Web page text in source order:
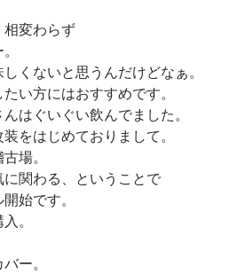
相変わらず
くないと思うんだけどなぁ。
い方にはおすすめです。
はぐいぐい飲んでました。
をはじめておりまして。
場。
関わる、ということで
始です。
。
ー。